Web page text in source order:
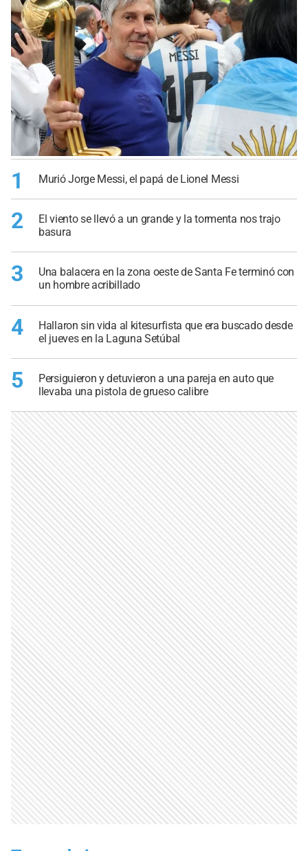
1 Murió Jorge Messi, el papá de Lionel Messi
2
El viento se llevó a un grande y la tormenta nos trajo
basura
3
Una balacera en la zona oeste de Santa Fe terminó con
un hombre acribillado
4
Hallaron sin vida al kitesurfista que era buscado desde
el jueves en la Laguna Setúbal
5
Persiguieron y detuvieron a una pareja en auto que
llevaba una pistola de grueso calibre